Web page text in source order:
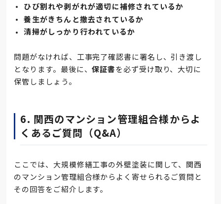
ひび割れや剥がれが適切に補修されているか
養生がきちんと撤去されているか
清掃がしっかり行われているか
問題がなければ、工事完了確認書に署名し、引き渡し
となります。最後に、保証書を必ず受け取り、大切に
保管しましょう。
6. 関西のマンション管理組合様からよ
くあるご質問（Q&A）
ここでは、大規模修繕工事の外壁塗装に関して、関西
のマンション管理組合様からよく寄せられるご質問と
その回答をご紹介します。